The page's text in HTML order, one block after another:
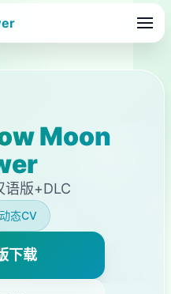
Moon
语版+DLC
动态CV
下载